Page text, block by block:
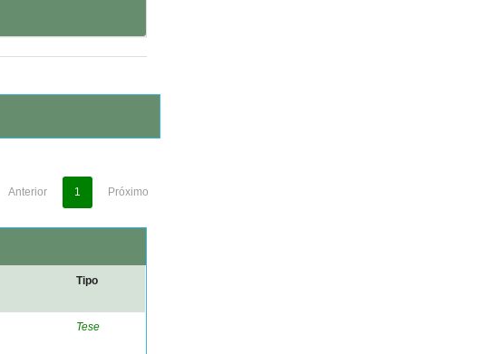
Anterior 1 Próximo
Tipo
Tese